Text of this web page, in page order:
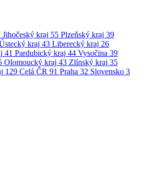
Jihočeský kraj 55 Plzeňský kraj 39
kraj 43 Liberecký kraj 26
41 Pardubický kraj 44 Vysočina 39
Olomoucký kraj 43 Zlínský kraj 35
129 Celá ČR 91 Praha 32 Slovensko 3